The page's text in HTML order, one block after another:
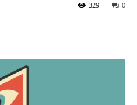
0
329